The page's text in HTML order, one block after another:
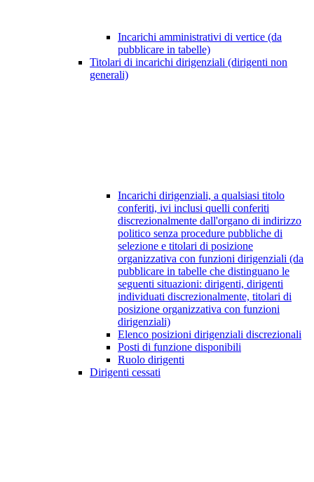
Incarichi amministrativi di vertice (da
pubblicare in tabelle)
Titolari di incarichi dirigenziali (dirigenti non
generali)
Incarichi dirigenziali, a qualsiasi titolo
conferiti, ivi inclusi quelli conferiti
discrezionalmente dall'organo di indirizzo
politico senza procedure pubbliche di
selezione e titolari di posizione
organizzativa con funzioni dirigenziali (da
pubblicare in tabelle che distinguano le
seguenti situazioni: dirigenti, dirigenti
individuati discrezionalmente, titolari di
posizione organizzativa con funzioni
dirigenziali)
Elenco posizioni dirigenziali discrezionali
Posti di funzione disponibili
Ruolo dirigenti
Dirigenti cessati